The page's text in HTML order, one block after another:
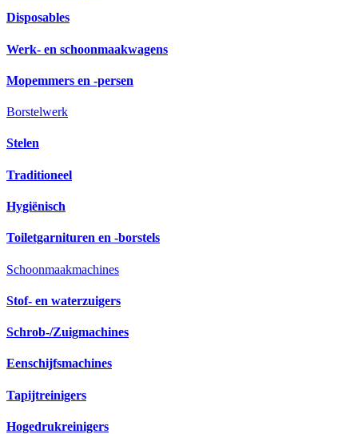
Disposables
Werk- en schoonmaakwagens
Mopemmers en -persen
Borstelwerk
Stelen
Traditioneel
Hygiënisch
Toiletgarnituren en -borstels
Schoonmaakmachines
Stof- en waterzuigers
Schrob-/Zuigmachines
Eenschijfsmachines
Tapijtreinigers
Hogedrukreinigers